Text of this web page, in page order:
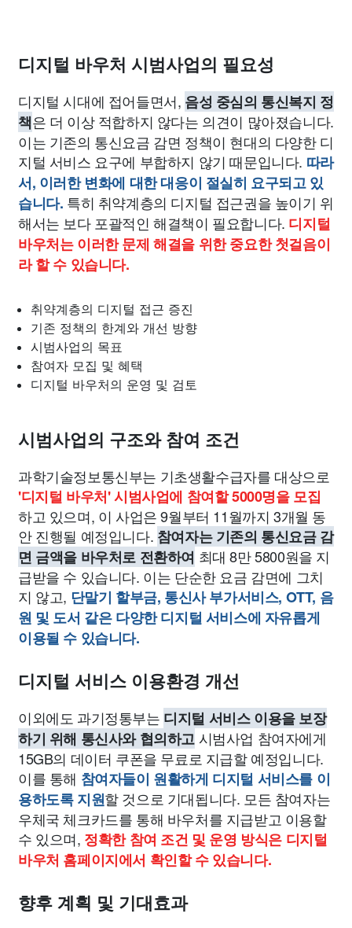
디지털 바우처 시범사업의 필요성
디지털 시대에 접어들면서, 음성 중심의 통신복지 정
책은 더 이상 적합하지 않다는 의견이 많아졌습니다.
이는 기존의 통신요금 감면 정책이 현대의 다양한 디
지털 서비스 요구에 부합하지 않기 때문입니다. 따라
서, 이러한 변화에 대한 대응이 절실히 요구되고 있
습니다. 특히 취약계층의 디지털 접근권을 높이기 위
해서는 보다 포괄적인 해결책이 필요합니다. 디지털
바우처는 이러한 문제 해결을 위한 중요한 첫걸음이
라 할 수 있습니다.
취약계층의 디지털 접근 증진
기존 정책의 한계와 개선 방향
시범사업의 목표
참여자 모집 및 혜택
디지털 바우처의 운영 및 검토
시범사업의 구조와 참여 조건
과학기술정보통신부는 기초생활수급자를 대상으로
'디지털 바우처' 시범사업에 참여할 5000명을 모집
하고 있으며, 이 사업은 9월부터 11월까지 3개월 동
안 진행될 예정입니다. 참여자는 기존의 통신요금 감
면 금액을 바우처로 전환하여 최대 8만 5800원을 지
급받을 수 있습니다. 이는 단순한 요금 감면에 그치
지 않고, 단말기 할부금, 통신사 부가서비스, OTT, 음
원 및 도서 같은 다양한 디지털 서비스에 자유롭게
이용될 수 있습니다.
디지털 서비스 이용환경 개선
이외에도 과기정통부는 디지털 서비스 이용을 보장
하기 위해 통신사와 협의하고시범사업 참여자에게
15GB의 데이터 쿠폰을 무료로 지급할 예정입니다.
이를 통해 참여자들이 원활하게 디지털 서비스를 이
용하도록 지원할 것으로 기대됩니다. 모든 참여자는
우체국 체크카드를 통해 바우처를 지급받고 이용할
수 있으며, 정확한 참여 조건 및 운영 방식은 디지털
바우처 홈페이지에서 확인할 수 있습니다.
향후 계획 및 기대효과